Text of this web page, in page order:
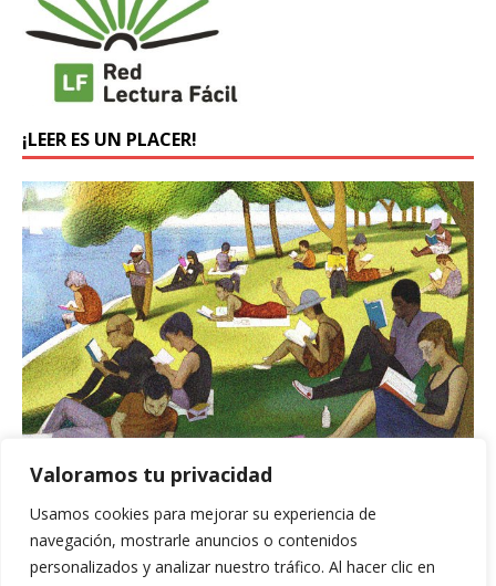
Valoramos tu privacidad
Usamos cookies para mejorar su experiencia de
navegación, mostrarle anuncios o contenidos
personalizados y analizar nuestro tráfico. Al hacer clic en
¡LEER ES UN PLACER!
BUSCADOR